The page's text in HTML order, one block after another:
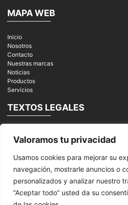
Valoramos tu privacidad
Usamos cookies para mejorar su
navegación, mostrarle anuncios o
personalizados y analizar nuestro
“Aceptar todo” usted da su
MAPA WEB
Inicio
Nosotros
Contacto
Nuestras marcas
Noticias
Productos
Servicios
TEXTOS LEGALES
Política de privacidad
REDES SOCIALES